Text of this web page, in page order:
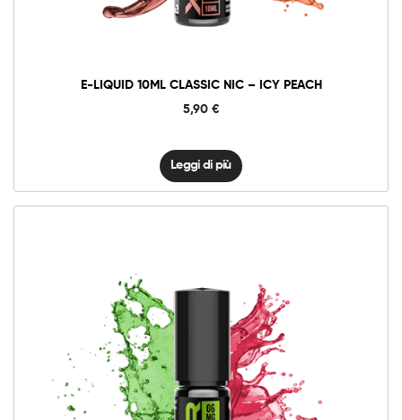
E-LIQUID 10ML CLASSIC NIC – ICY PEACH
5,90 €
Leggi di più